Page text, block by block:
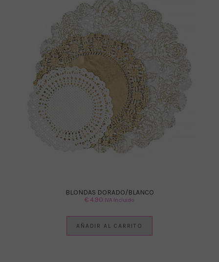
BLONDAS DORADO/BLANCO
€4.90 IVA Incluido
AÑADIR AL CARRITO